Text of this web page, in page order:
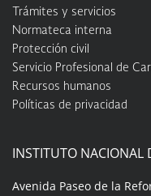
Trámites y servicios
Normateca interna
Protección civil
Servicio Profesional de
Recursos humanos
Políticas de privacidad
INSTITUTO NACIONAL
Avenida Paseo de la